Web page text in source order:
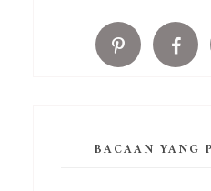
BACAAN YANG